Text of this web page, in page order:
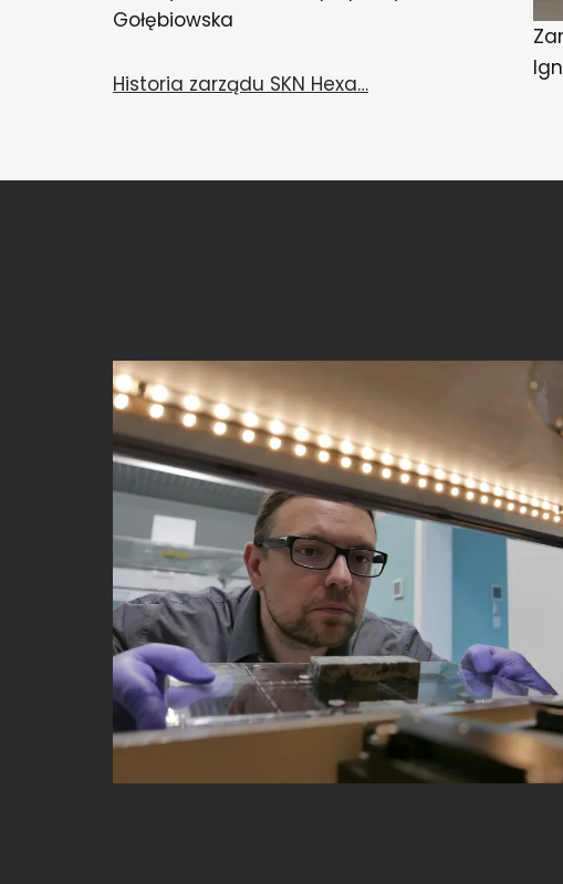
Gołębiowska
Historia zarządu SKN Hexa…